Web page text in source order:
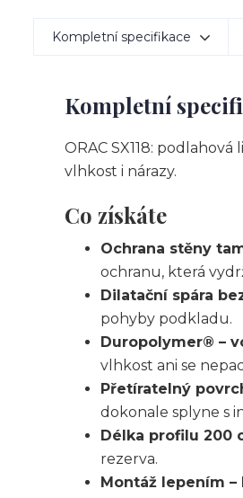
Kompletní specifikace
Kompletní
ORAC SX118:
vlhkost i nárazy.
Co získáte
Ochrana stěny
ochranu, která
Dilatační spára
pohyby podkladu.
Duropolymer® –
vlhkost ani se
Přetíratelný
dokonale splyne s
Délka profilu 200
rezerva.
Montáž lepením